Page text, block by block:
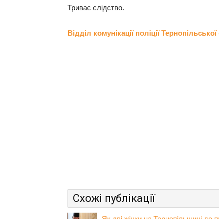
Триває слідство.
Відділ комунікації поліції Тернопільської
Схожі публікації